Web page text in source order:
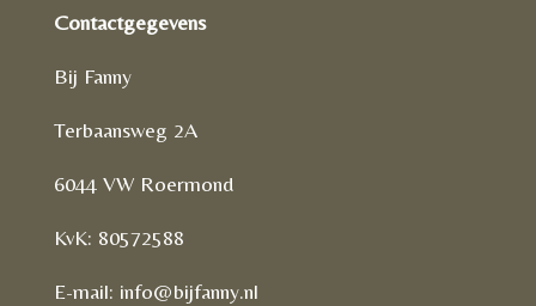
Contactgegevens
Bij Fanny
Terbaansweg 2A
6044 VW Roermond
KvK: 80572588
E-mail: info@bijfanny.nl